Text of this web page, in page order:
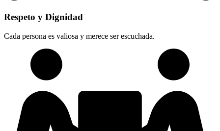
Respeto y Dignidad
Cada persona es valiosa y merece ser escuchada.